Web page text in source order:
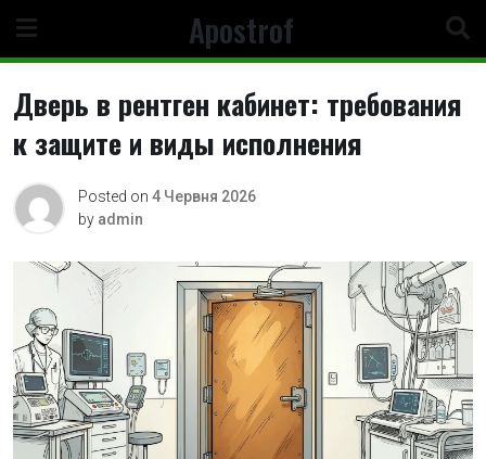
content
Apostrof
Дверь в рентген кабинет: требования
к защите и виды исполнения
Posted on 4 Червня 2026
by admin